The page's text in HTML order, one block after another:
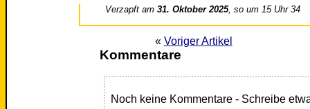
Verzapft am31. Oktober 2025, so um 15 Uhr 34
« Voriger Artikel
Kommentare
Noch keine Kommentare - Schreibe